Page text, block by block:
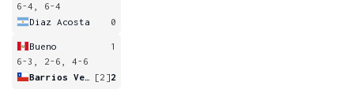
6-4, 6-4
Diaz Acosta
0
Bueno
1
6-3, 2-6, 4-6
[2]2